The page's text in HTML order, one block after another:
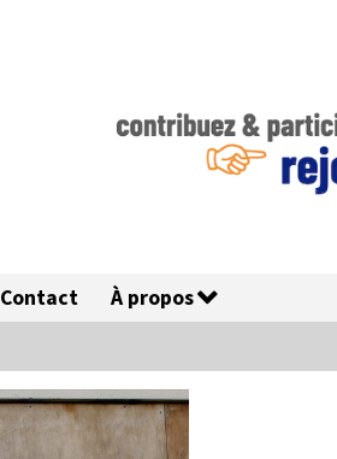
Contact À propos